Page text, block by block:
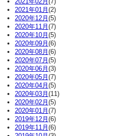
2021年01月 (2)
2020年12月 (5)
2020年11月 (7)
2020年10月 (5)
2020年09月 (6)
2020年08月 (6)
2020年07月 (5)
2020年06月 (3)
2020年05月 (7)
2020年04月 (5)
2020年03月 (11)
2020年02月 (5)
2020年01月 (7)
2019年12月 (6)
2019年11月 (6)